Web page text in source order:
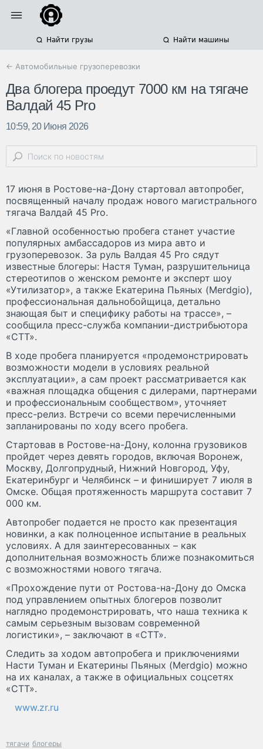
Найти грузы Найти машины
← Автомобильные грузоперевозки
Два блогера проедут 7000 км на тягаче
Валдай 45 Pro
10:59, 20 Июня 2026
17 июня в Ростове-на-Дону стартовал автопробег,
посвященный началу продаж нового магистрального
тягача Валдай 45 Pro.
«Главной особенностью пробега станет участие
популярных амбассадоров из мира авто и
грузоперевозок. За руль Валдая 45 Pro сядут
известные блогеры: Настя Туман, разрушительница
стереотипов о женском ремонте и эксперт шоу
«Утилизатор», а также Екатерина Пьяных (Merdgio),
профессиональная дальнобойщица, детально
знающая быт и специфику работы на трассе», –
сообщила пресс-служба компании-дистрибьютора
«СТТ».
В ходе пробега планируется «продемонстрировать
возможности модели в условиях реальной
эксплуатации», а сам проект рассматривается как
«важная площадка общения с дилерами, партнерами
и профессиональным сообществом», уточняет
пресс-релиз. Встречи со всеми перечисленными
запланированы по ходу всего пробега.
Стартовав в Ростове-на-Дону, колонна грузовиков
пройдет через девять городов, включая Воронеж,
Москву, Долгопрудный, Нижний Новгород, Уфу,
Екатеринбург и Челябинск – и финиширует 7 июля в
Омске. Общая протяженность маршрута составит 7
000 км.
Автопробег подается не просто как презентация
новинки, а как полноценное испытание в реальных
условиях. А для заинтересованных – как
дополнительная возможность ближе познакомиться
с возможностями нового тягача.
«Прохождение пути от Ростова-на-Дону до Омска
под управлением опытных блогеров позволит
наглядно продемонстрировать, что наша техника к
самым серьезным вызовам современной
логистики», – заключают в «СТТ».
Следить за ходом автопробега и приключениями
Насти Туман и Екатерины Пьяных (Merdgio) можно
на их каналах, а также в официальных соцсетях
«СТТ».
www.zr.ru
тягачи блогеры